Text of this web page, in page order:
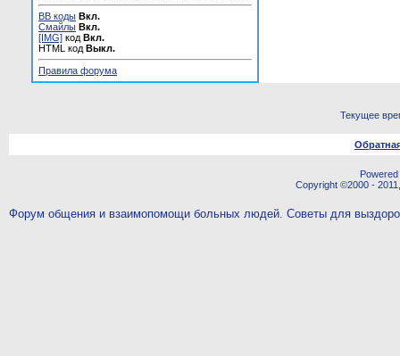
BB коды Вкл.
Смайлы Вкл.
[IMG] код Вкл.
HTML код Выкл.
Правила форума
Текущее
Copyright ©2000 -
Форум общения и взаимопомощи больных людей. Советы для